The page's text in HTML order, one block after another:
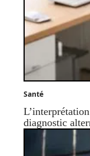
Santé
diagnostic